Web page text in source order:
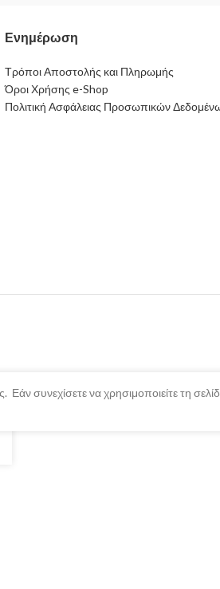
Ενημέρωση
Τρόποι Αποστολής και Πληρωμής
Όροι Χρήσης e-Shop
Πολιτική Ασφάλειας Προσωπικών
συνεχίσετε να χρησιμοποιείτε τη